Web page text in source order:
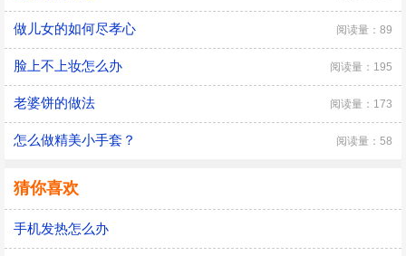
做儿女的如何尽孝心 阅读量：89
脸上不上妆怎么办 阅读量：195
老婆饼的做法 阅读量：173
怎么做精美小手套？ 阅读量：58
猜你喜欢
手机发热怎么办